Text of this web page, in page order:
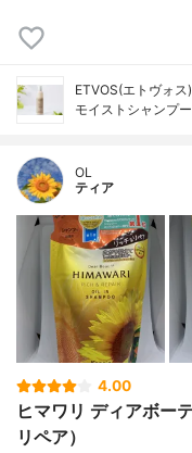
ETVOS(エトヴォス)
モイストシャンプー
OL
ティア
4.00
ヒマワリ ディアボー
リペア）